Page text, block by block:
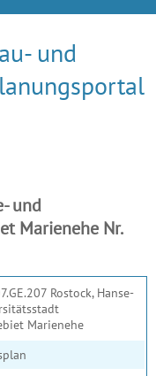
und
und
Marienehe Nr.
Rostock, Hanse-
Marienehe